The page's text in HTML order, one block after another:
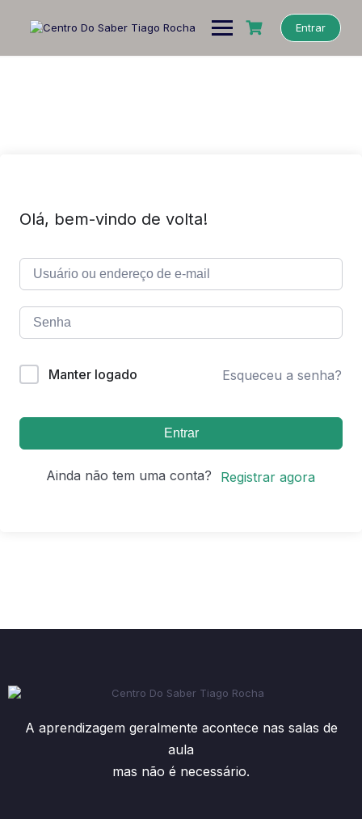
Entrar
Olá, bem-vindo de volta!
Manter logado Esqueceu a senha?
Entrar
Ainda não tem uma conta? Registrar agora
A aprendizagem geralmente acontece nas salas de
aula
mas não é necessário.